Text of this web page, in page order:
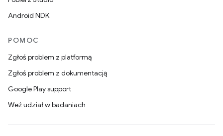
Android NDK
POMOC
Zgłoś problem z platformą
Zgłoś problem z dokumentacją
Google Play support
Weź udział w badaniach